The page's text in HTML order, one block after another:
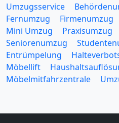
Umzugsservice
Fernumzug
Firmenumzug
Mini Umzug
Praxisumzug
Seniorenumzug
Entrümpelung
Möbellift
Möbelmitfahrzentrale